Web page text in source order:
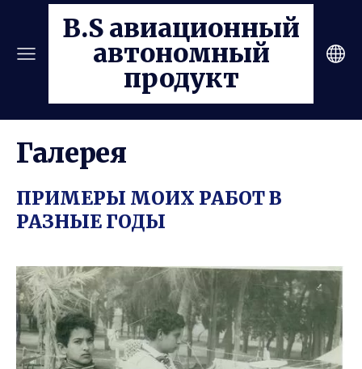
B.S авиационный
автономный
продукт
Галерея
ПРИМЕРЫ МОИХ РАБОТ В
РАЗНЫЕ ГОДЫ